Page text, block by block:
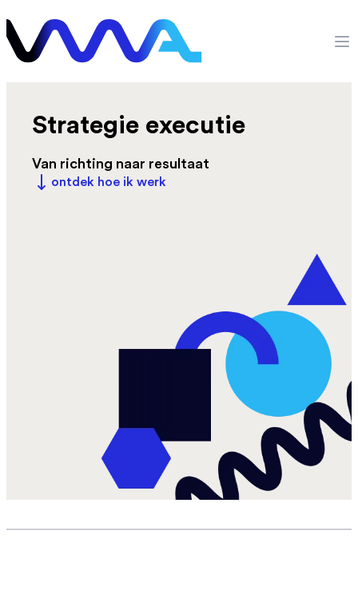
VMA Digital
Strategie executie
Van richting naar resultaat
ontdek hoe ik werk